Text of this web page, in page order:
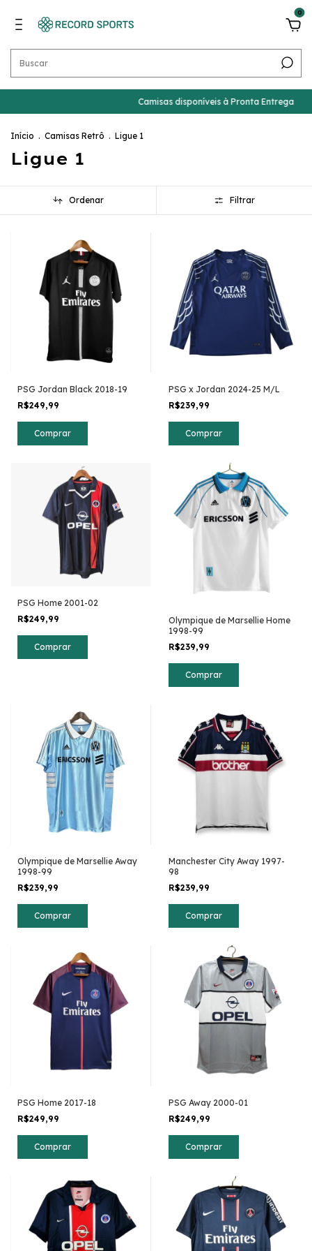
0
Camisas disponíveis à Pronta Entrega
Início . Camisas Retrô . Ligue 1
Ligue 1
Ordenar Filtrar
PSG Jordan Black 2018-19
R$249,99
Comprar
PSG x Jordan 2024-25 M/L
R$239,99
Comprar
PSG Home 2001-02
R$249,99
Comprar
Olympique de Marsellie Home
1998-99
R$239,99
Comprar
Olympique de Marsellie Away
1998-99
R$239,99
Comprar
Manchester City Away 1997-
98
R$239,99
Comprar
PSG Home 2017-18
R$249,99
Comprar
PSG Away 2000-01
R$249,99
Comprar